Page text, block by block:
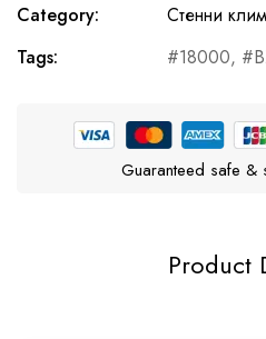
Category:
Стенни
Tags:
18000,
Guaranteed safe &
Product